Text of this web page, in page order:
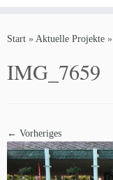
Inhalt
Start » Aktuelle Projekte »
IMG_7659
← Vorheriges